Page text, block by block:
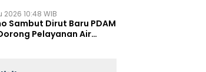
10:48 WIB
Sambut Dirut Baru PDAM
Pelayanan Air